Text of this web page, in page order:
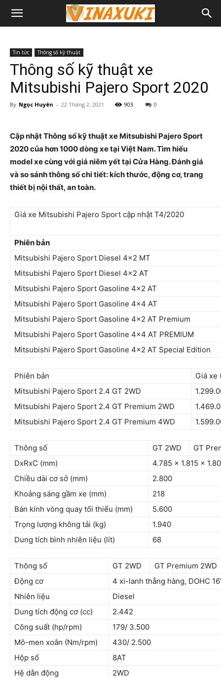
Tin tức Thông số kỹ thuật
Thông số kỹ thuật xe
Mitsubishi Pajero Sport 2020
By Ngọc Huyên - 22 Tháng 2, 2021 903 0
Cập nhật Thông số kỹ thuật xe Mitsubishi Pajero Sport
2020 của hơn 1000 dòng xe tại Việt Nam. Tìm hiểu
model xe cùng với giá niêm yết tại Cửa Hàng. Đánh giá
và so sánh thông số chi tiết: kích thước, động cơ, trang
thiết bị nội thất, an toàn.
Giá xe Mitsubishi Pajero Sport cập nhật T4/2020
Phiên bản
Mitsubishi Pajero Sport Diesel 4×2 MT
Mitsubishi Pajero Sport Diesel 4×2 AT
Mitsubishi Pajero Sport Gasoline 4×2 AT
Mitsubishi Pajero Sport Gasoline 4×4 AT
Mitsubishi Pajero Sport Gasoline 4×2 AT Premium
Mitsubishi Pajero Sport Gasoline 4×4 AT PREMIUM
Mitsubishi Pajero Sport Gasoline 4×2 AT Special Edition
Phiên bản
Giá xe
Mitsubishi Pajero Sport 2.4 GT 2WD
Mitsubishi Pajero Sport 2.4 GT Premium 2WD
Mitsubishi Pajero Sport 2.4 GT Premium 4WD
Thông số GT 2WD
GT
DxRxC (mm)
4.785 x 1.815 x
Chiều dài cơ sở (mm)
2.800
Khoảng sáng gầm xe (mm)
218
Bán kính vòng quay tối thiểu (mm)
5.600
Trọng lượng không tải (kg)
1.940
Dung tích bình nhiên liệu (lít)
68
Thông số GT 2WD
GT Premium 2WD
Động cơ
4 xi-lanh thẳng hàng, DOHC
Nhiên liệu
Diesel
Dung tích động cơ (cc)
2.442
Công suất (hp/rpm)
179/ 3.500
Mô-men xoắn (Nm/rpm)
430/ 2.500
Hộp số
8AT
Hệ dẫn động
2WD